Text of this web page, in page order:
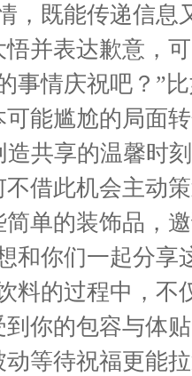
，既能传递信息
并表达歉意，可
事情庆祝吧？”
能尴尬的局面
共享的温馨时
借此机会主动
单的装饰品，
和你们一起分享
料的过程中，不
你的包容与体
等待祝福更能